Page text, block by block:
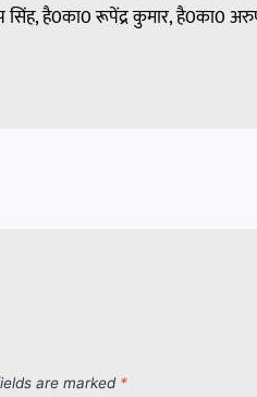
सिंह, है0का0 रूपेंद्र कुमार,
are marked *